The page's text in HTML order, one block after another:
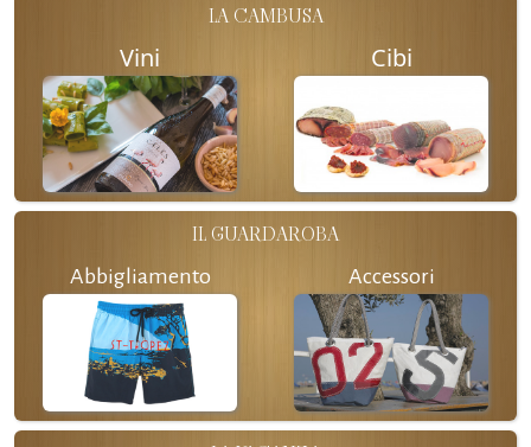
LA CAMBUSA
Vini Cibi
IL GUARDAROBA
Abbigliamento Accessori